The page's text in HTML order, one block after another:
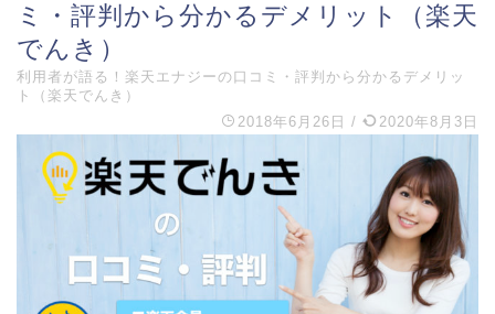
ミ・評判から分かるデメリット（楽天
でんき）
利用者が語る！楽天エナジーの口コミ・評判から分かるデメリッ
ト（楽天でんき）
2018年6月26日 / 2020年8月3日